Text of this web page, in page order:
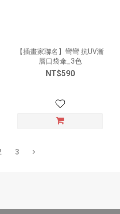
【插畫家聯名】彎彎 抗UV漸
層口袋傘_3色
NT$590
3